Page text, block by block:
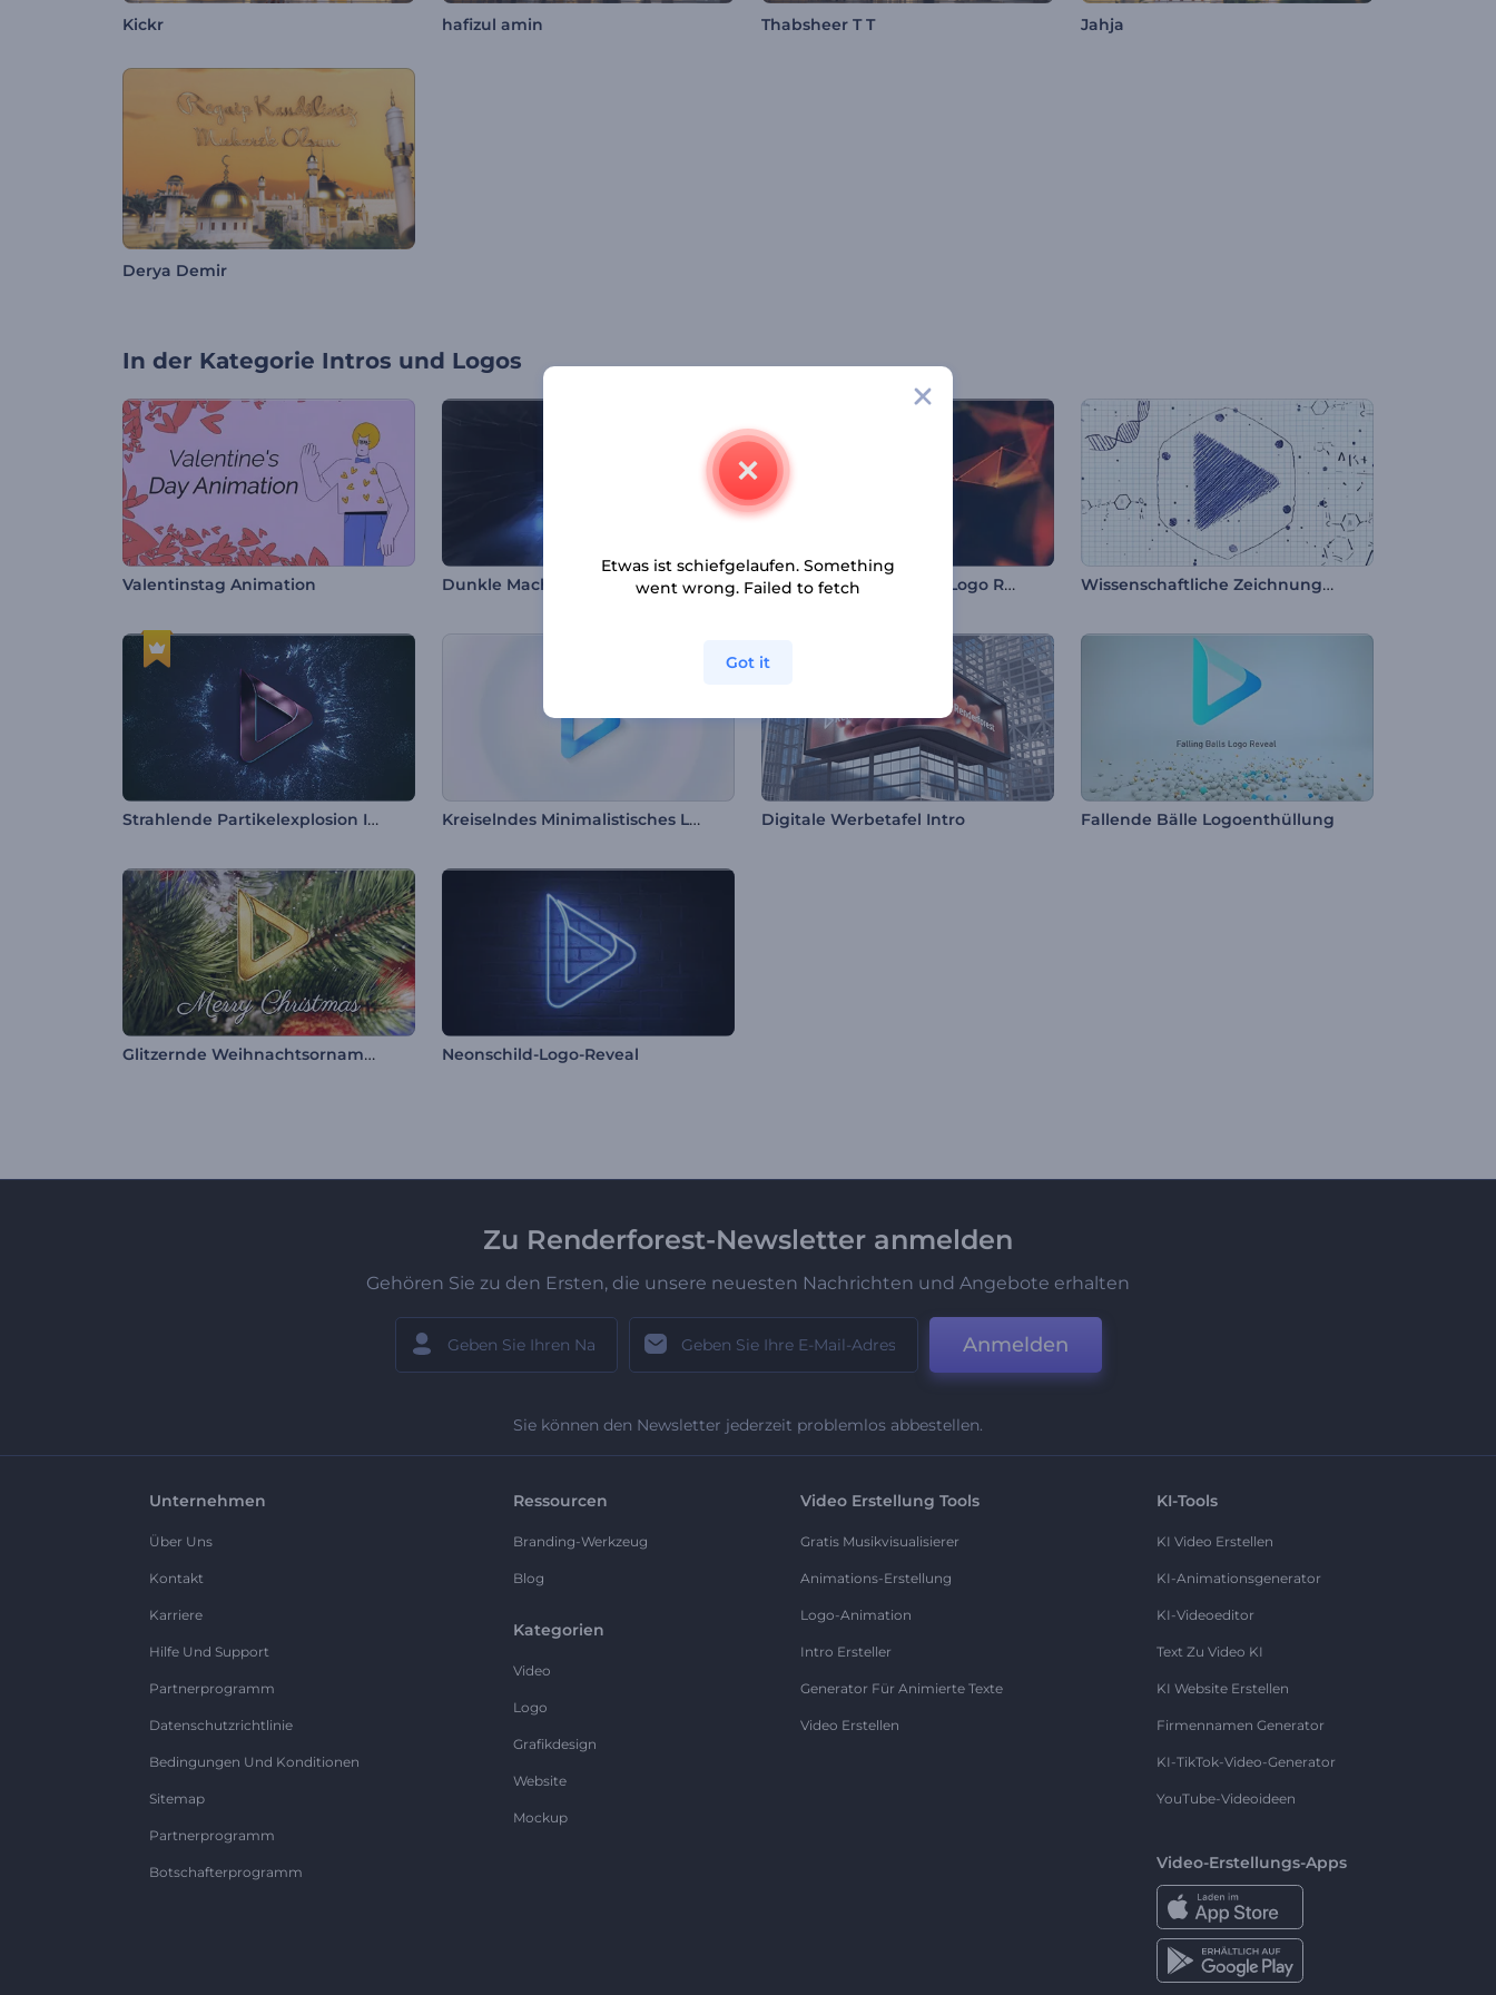
Kickr hafizul amin Thabsheer T T Jahja
Derya Demir
In der Kategorie Intros und Logos
Valentinstag Animation Dunkle Macht Logoenthüllung Farbenfrohes Polygon-Logo Reveal Wissenschaftliche Zeichnungen Logo
Strahlende Partikelexplosion Intro Kreiselndes Minimalistisches Logo Digitale Werbetafel Intro Fallende Bälle Logoenthüllung
Glitzernde Weihnachtsornamente Intro Neonschild-Logo-Reveal
Zu Renderforest-Newsletter anmelden
Gehören Sie zu den Ersten, die unsere neuesten Nachrichten und Angebote erhalten
Anmelden
Sie können den Newsletter jederzeit problemlos abbestellen.
Unternehmen
Über Uns
Kontakt
Karriere
Hilfe Und Support
Partnerprogramm
Datenschutzrichtlinie
Bedingungen Und Konditionen
Sitemap
Partnerprogramm
Botschafterprogramm
Ressourcen
Branding-Werkzeug
Blog
Kategorien
Video
Logo
Grafikdesign
Website
Mockup
Video Erstellung Tools
Gratis Musikvisualisierer
Animations-Erstellung
Logo-Animation
Intro Ersteller
Generator Für Animierte Texte
Video Erstellen
KI-Tools
KI Video Erstellen
KI-Animationsgenerator
KI-Videoeditor
Text Zu Video KI
KI Website Erstellen
Firmennamen Generator
KI-TikTok-Video-Generator
YouTube-Videoideen
Video-Erstellungs-Apps
Etwas ist schiefgelaufen. Something
went wrong. Failed to fetch
Got it